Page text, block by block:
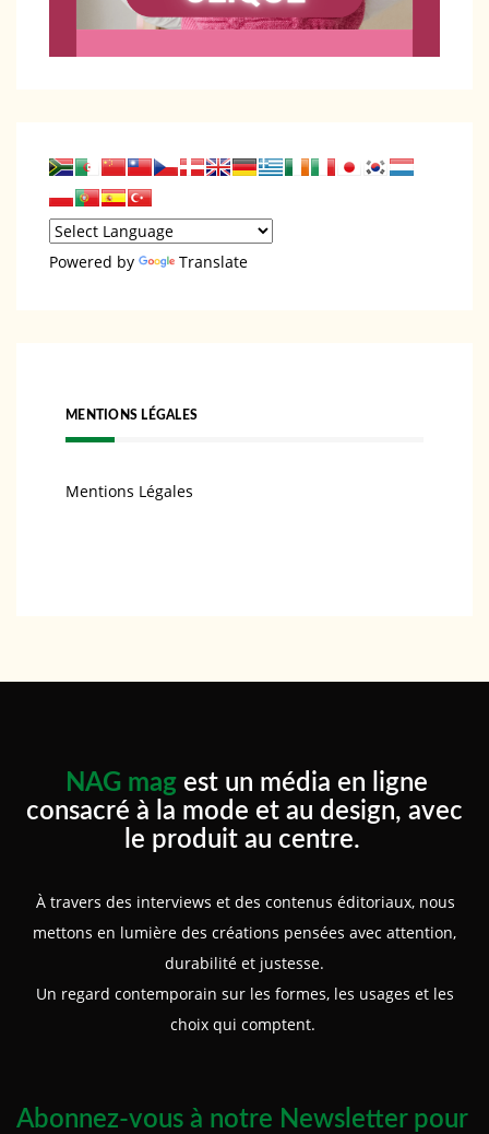
Powered by Translate
MENTIONS LÉGALES
Mentions Légales
NAG mag est un média en ligne
consacré à la mode et au design, avec
le produit au centre.
À travers des interviews et des contenus éditoriaux, nous
mettons en lumière des créations pensées avec attention,
durabilité et justesse.
Un regard contemporain sur les formes, les usages et les
choix qui comptent.
Abonnez-vous à notre Newsletter pour